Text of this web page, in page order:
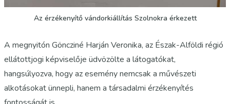
Az érzékenyítő vándorkiállítás Szolnokra érkezett
A megnyitón Göncziné Harján Veronika, az Észak-Alföldi régió
ellátottjogi képviselője üdvözölte a látogatókat,
hangsúlyozva, hogy az esemény nemcsak a művészeti
alkotásokat ünnepli, hanem a társadalmi érzékenyítés